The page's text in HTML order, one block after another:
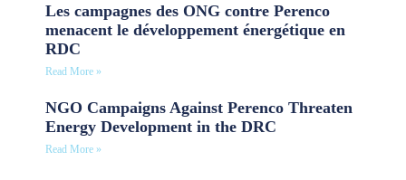
Les campagnes des ONG contre Perenco
menacent le développement énergétique en
RDC
Read More »
NGO Campaigns Against Perenco Threaten
Energy Development in the DRC
Read More »